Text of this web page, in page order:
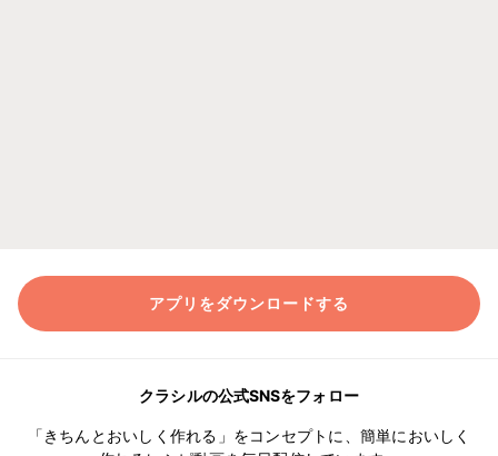
アプリをダウンロードする
クラシルの公式SNSをフォロー
「きちんとおいしく作れる」をコンセプトに、簡単においしく